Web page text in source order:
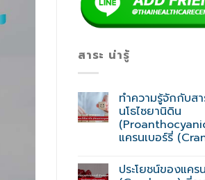
สาระ น่ารู้
ทำความรู้จักกับสา
นโธไซยานิดิน
แครนเบอร์รี่
ประโยชน์ของแคร